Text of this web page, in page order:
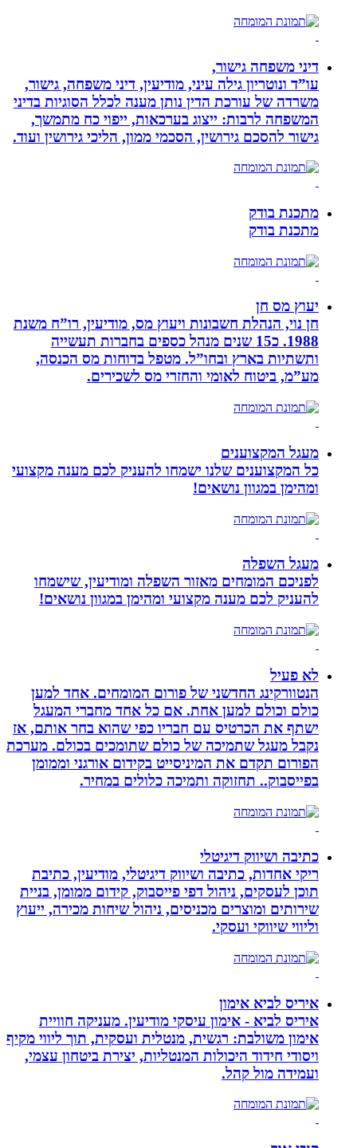
דיני משפחה גישור,
עו”ד ונוטריון גילה עיני, מודיעין, דיני משפחה, גישור,
משרדה של עורכת הדין נותן מענה לכלל הסוגיות בדיני
המשפחה לרבות: ייצוג בערכאות, ייפוי כח מתמשך,
גישור להסכם גירושין, הסכמי ממון, הליכי גירושין ועוד.
מתכנת בודק
מתכנת בודק
יעוץ מס חן
חן נוי, הנהלת חשבונות ויעוץ מס, מודיעין, רו”ח משנת
1988. כ15 שנים מנהל כספים בחברות תעשייה
ותשתיות בארץ ובחו”ל. מטפל בדוחות מס הכנסה,
מע”מ, ביטוח לאומי והחזרי מס לשכירים.
מעגל המקצוענים
כל המקצוענים שלנו ישמחו להעניק לכם מענה מקצועי
ומהימן במגוון נושאים!
מעגל השפלה
לפניכם המומחים מאזור השפלה ומודיעין, שישמחו
להעניק לכם מענה מקצועי ומהימן במגוון נושאים!
לא פעיל
הנטוורקינג החדשני של פורום המומחים. אחד למען
כולם וכולם למען אחת. אם כל אחד מחברי המעגל
ישתף את הכרטיס עם חבריו כפי שהוא בחר אותם, אז
נקבל מעגל שתמיכה של כולם שתומכים בכולם. מערכת
הפורום תקדם את המיניסייט בקידום אורגני וממומן
בפייסבוק.. תחזוקה ותמיכה כלולים במחיר.
כתיבה ושיווק דיגיטלי
ריקי אחדות, כתיבה ושיווק דיגיטלי, מודיעין, כתיבת
תוכן לעסקים, ניהול דפי פייסבוק, קידום ממומן, בניית
שירותים ומוצרים מכניסים, ניהול שיחות מכירה, ייעוץ
וליווי שיווקי ועסקי.
איריס לביא אימון
איריס לביא - אימון עיסקי מודיעין. מעניקה חוויית
אימון משולבת: רגשית, מנטלית ועסקית, תוך ליווי מקיף
ויסודי חידוד היכולות המנטליות, יצירת ביטחון עצמי,
ועמידה מול קהל.